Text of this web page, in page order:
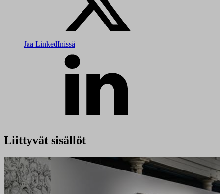
Jaa LinkedInissä
Liittyvät sisällöt